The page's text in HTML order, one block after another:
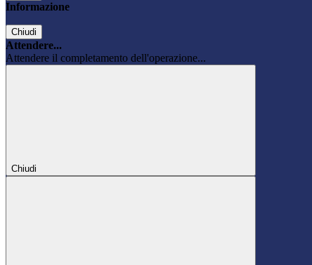
Informazione
Chiudi
Attendere...
Attendere il completamento dell'operazione...
Chiudi